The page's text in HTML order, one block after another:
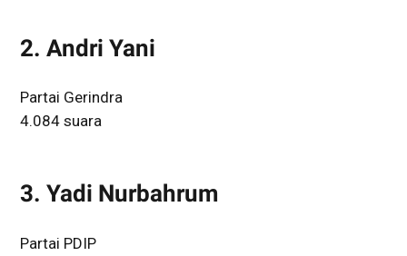
2. Andri Yani
Partai Gerindra
4.084 suara
3. Yadi Nurbahrum
Partai PDIP